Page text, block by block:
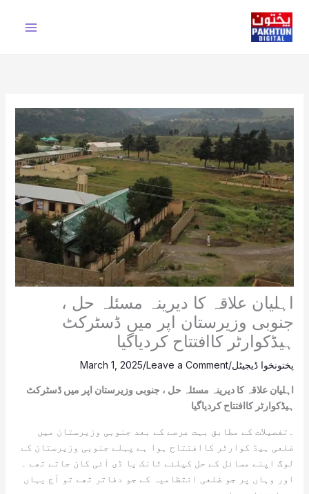
content
اہلیان علاقہ کا دیرینہ مسئلہ حل ،
جنوبی وزیرستان اپر میں ڈسٹرکٹ
ہیڈکوارٹر کاافتتاح کردیاگیا
پختونخوا ڈیجیٹل/
Leave a Comment
/
March 1, 2025
اہلیان علاقہ کا دیرینہ مسئلہ حل ، جنوبی وزیرستان اپر میں ڈسٹرکٹ
ہیڈکوارٹر کاافتتاح کردیاگیا
۔تفصیلات کے مطابق بہت عرصے کے بعد جنوبی وزیرستان میں
ضلعی ہیڈ کوارٹر کاافتتاح ہوا ہے پہلے جنوبی وزیرستان کے
لوگ اپنے مسائل کے حل کیلئے ٹانک یا ڈی آئی کان جاتے تھے ۔
اور وہاں پر جو ضلعی انتظامیہ کے جو دفاتر تھے تو آج یہاں